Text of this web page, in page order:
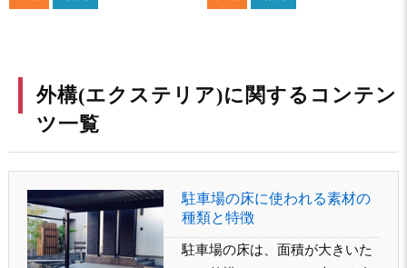
外構(エクステリア)に関するコンテン
ツ一覧
駐車場の床に使われる素材の
種類と特徴
駐車場の床は、面積が大きいた